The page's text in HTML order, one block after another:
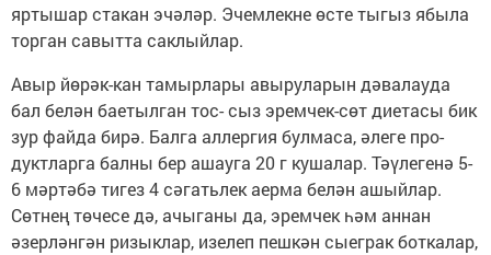
яртышар стакан эчәләр. Эчемлекне өсте тыгыз ябыла
торган савытта саклыйлар.
Авыр йөрәк-кан тамырлары авырула­рын дәвалауда
бал белән баетылган тос- сыз эремчек-сөт диетасы бик
зур файда бирә. Балга аллергия булмаса, әлеге про­
дуктларга балны бер ашауга 20 г кушалар. Тәүлегенә 5-
6 мәртәбә тигез 4 сәгатьлек аерма белән ашыйлар.
Сөтнең төчесе дә, ачыганы да, эремчек һәм аннан
әзерләнгән ризыклар, изелеп пешкән сы­еграк боткалар,